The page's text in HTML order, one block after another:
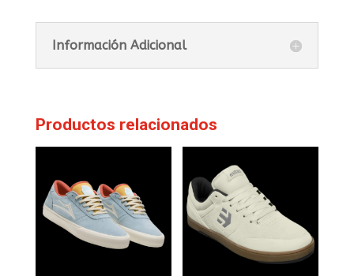
Información Adicional
Productos relacionados